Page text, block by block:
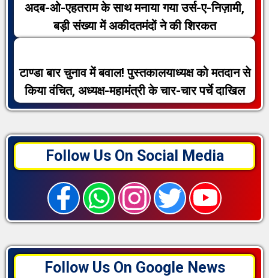
अदब-ओ-एहतराम के साथ मनाया गया उर्स-ए-निज़ामी,
बड़ी संख्या में अकीदतमंदों ने की शिरकत
टाण्डा बार चुनाव में बवाल! पुस्तकालयाध्यक्ष को मतदान से
किया वंचित, अध्यक्ष-महामंत्री के चार-चार पर्चे दाखिल
Follow Us On Social Media
Follow Us On Google News